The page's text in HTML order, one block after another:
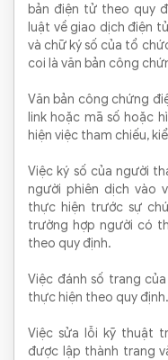
bản điện tử theo quy
luật về giao dịch điện
và chữ ký số của tổ
coi là văn bản công
Văn bản công chứng
link hoặc mã số hoặc
hiện việc tham chiếu,
Việc ký số của người
người phiên dịch vào
thực hiện trước sự
trường hợp người có
theo quy định.
Việc đánh số trang
thực hiện theo quy định.
Việc sửa lỗi kỹ thuật
được lập thành trang